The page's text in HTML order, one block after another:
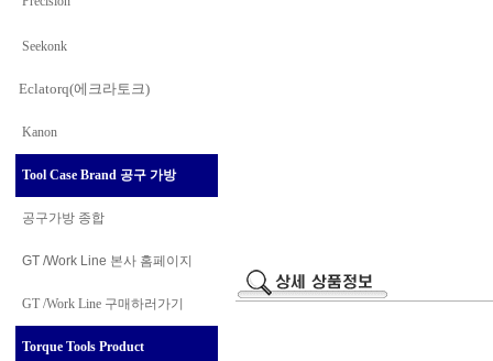
Seekonk
Eclatorq(에크라토크)
Kanon
Tool Case Brand 공구 가방
공구가방 종합
GT /Work Line 본사 홈페이지
GT /Work Line 구매하러가기
Torque Tools Product